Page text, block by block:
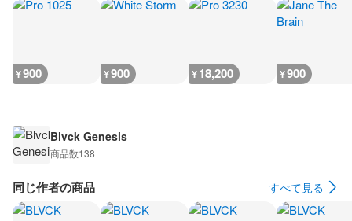
¥900 ¥900 ¥18,200 ¥900
Blvck Genesis
商品数138
同じ作者の商品 すべて見る